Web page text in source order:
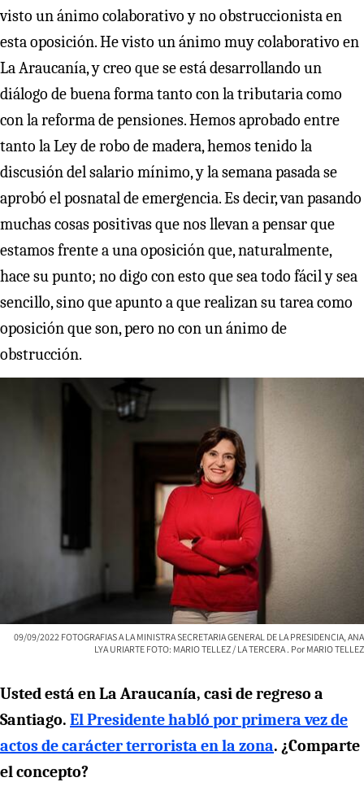
visto un ánimo colaborativo y no obstruccionista en
esta oposición. He visto un ánimo muy colaborativo en
La Araucanía, y creo que se está desarrollando un
diálogo de buena forma tanto con la tributaria como
con la reforma de pensiones. Hemos aprobado entre
tanto la Ley de robo de madera, hemos tenido la
discusión del salario mínimo, y la semana pasada se
aprobó el posnatal de emergencia. Es decir, van pasando
muchas cosas positivas que nos llevan a pensar que
estamos frente a una oposición que, naturalmente,
hace su punto; no digo con esto que sea todo fácil y sea
sencillo, sino que apunto a que realizan su tarea como
oposición que son, pero no con un ánimo de
obstrucción.
09/09/2022 FOTOGRAFIAS A LA MINISTRA SECRETARIA GENERAL DE LA PRESIDENCIA, ANA
LYA URIARTE FOTO: MARIO TELLEZ / LA TERCERA
MARIO TELLEZ
Usted está en La Araucanía, casi de regreso a
Santiago. El Presidente habló por primera vez de
actos de carácter terrorista en la zona. ¿Comparte
el concepto?